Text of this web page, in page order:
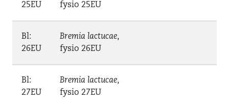
25EU
fysio 25EU
Bl:
26EU
Bremia lactucae,
fysio 26EU
Bl:
27EU
Bremia lactucae,
fysio 27EU